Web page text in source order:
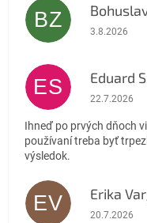
BZ 3.8.2026
ES Eduard
Hodnotenie
22.7.2026
Ihneď po prvých dňoch
používaní treba byť
výsledok.
EV Erika
Hodnotenie
20.7.2026